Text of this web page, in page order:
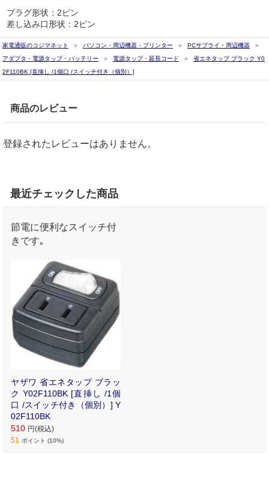
プラグ形状：2ピン
差し込み口形状：2ピン
家電通販のコジマネット パソコン・周辺機器・プリンター
PCサプライ・周辺機器
アダプタ・電源タップ・バッテリー
電源タップ・延長コード
省エネタップ ブラック Y0
2F110BK [直挿し /1個口 /スイッチ付き（個別）]
商品のレビュー
登録されたレビューはありません。
最近チェックした商品
節電に便利なスイッチ付
きです｡
ヤザワ 省エネタップ ブラッ
ク Y02F110BK [直挿し /1個
口 /スイッチ付き（個別）] Y
02F110BK
510 円(税込)
51
ポイント (10%)